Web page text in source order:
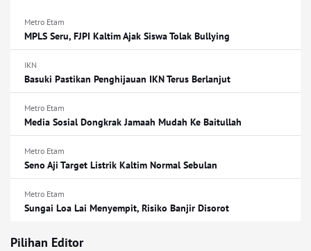
Metro Etam
MPLS Seru, FJPI Kaltim Ajak Siswa Tolak Bullying
IKN
Basuki Pastikan Penghijauan IKN Terus Berlanjut
Metro Etam
Media Sosial Dongkrak Jamaah Mudah Ke Baitullah
Metro Etam
Seno Aji Target Listrik Kaltim Normal Sebulan
Metro Etam
Sungai Loa Lai Menyempit, Risiko Banjir Disorot
Pilihan Editor